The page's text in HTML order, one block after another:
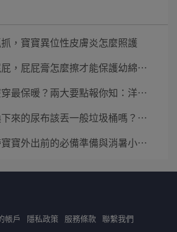
，寶寶異位性皮膚炎怎麼照護
，屁屁膏怎麼擦才能保護幼綿⋯
最保暖？兩大要點報你知：洋⋯
來的尿布該丟一般垃圾桶嗎？⋯
寶外出前的必備準備與消暑小⋯
帳戶 隱私政策 服務條款 聯繫我們